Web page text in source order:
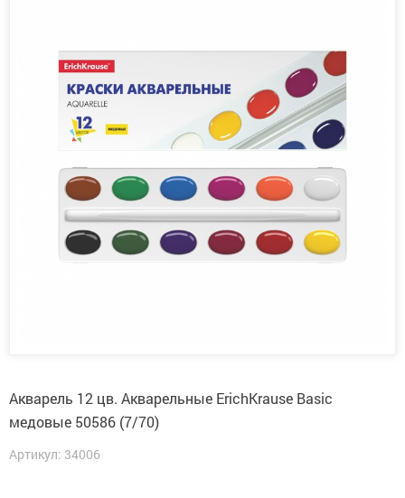
Акварель 12 цв. Акварельные ErichKrause Basic
медовые 50586 (7/70)
Артикул: 34006